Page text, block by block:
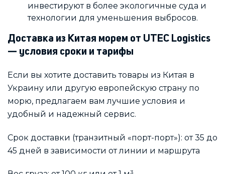
инвестируют в более экологичные суда и
технологии для уменьшения выбросов.
Доставка из Китая морем от UTEC Logistics
— условия сроки и тарифы
Если вы хотите доставить товары из Китая в
Украину или другую европейскую страну по
морю, предлагаем вам лучшие условия и
удобный и надежный сервис.
Срок доставки (транзитный «порт-порт»): от 35 до
45 дней в зависимости от линии и маршрута